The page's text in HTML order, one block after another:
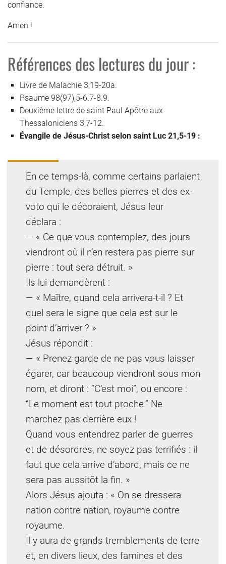
confiance.
Amen !
Références des lectures du jour :
Livre de Malachie 3,19-20a.
Psaume 98(97),5-6.7-8.9.
Deuxième lettre de saint Paul Apôtre aux
Thessaloniciens 3,7-12.
Évangile de Jésus-Christ selon saint Luc 21,5-19 :
En ce temps-là, comme certains parlaient
du Temple, des belles pierres et des ex-
voto qui le décoraient, Jésus leur
déclara :
— « Ce que vous contemplez, des jours
viendront où il n’en restera pas pierre sur
pierre : tout sera détruit. »
Ils lui demandèrent :
— « Maître, quand cela arrivera-t-il ? Et
quel sera le signe que cela est sur le
point d’arriver ? »
Jésus répondit :
— « Prenez garde de ne pas vous laisser
égarer, car beaucoup viendront sous mon
nom, et diront : “C’est moi”, ou encore :
“Le moment est tout proche.” Ne
marchez pas derrière eux !
Quand vous entendrez parler de guerres
et de désordres, ne soyez pas terrifiés : il
faut que cela arrive d’abord, mais ce ne
sera pas aussitôt la fin. »
Alors Jésus ajouta : « On se dressera
nation contre nation, royaume contre
royaume.
Il y aura de grands tremblements de terre
et, en divers lieux, des famines et des